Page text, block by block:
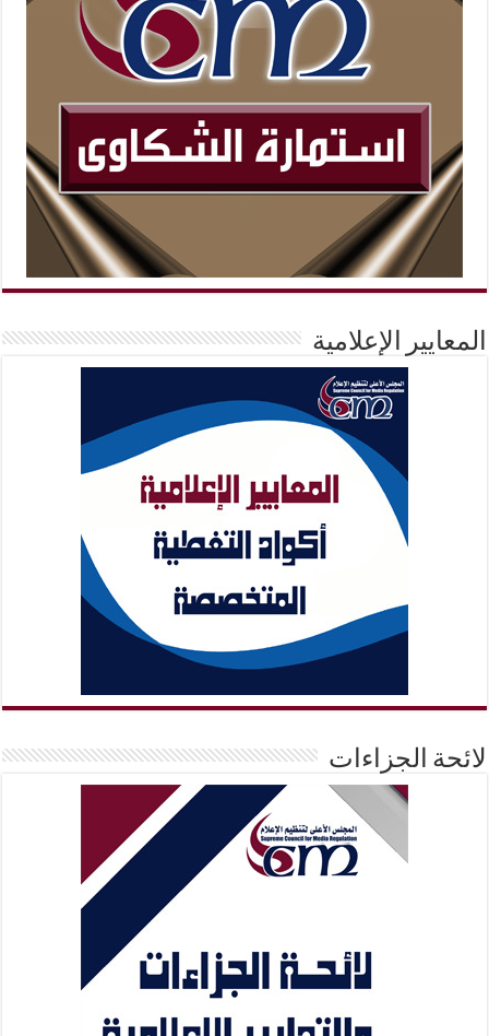
المعايير الإعلامية
لائحة الجزاءات